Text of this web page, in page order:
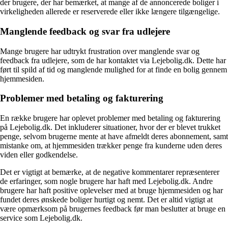
der brugere, der har bemærket, at mange af de annoncerede boliger i
virkeligheden allerede er reserverede eller ikke længere tilgængelige.
Manglende feedback og svar fra udlejere
Mange brugere har udtrykt frustration over manglende svar og
feedback fra udlejere, som de har kontaktet via Lejebolig.dk. Dette har
ført til spild af tid og manglende mulighed for at finde en bolig gennem
hjemmesiden.
Problemer med betaling og fakturering
En række brugere har oplevet problemer med betaling og fakturering
på Lejebolig.dk. Det inkluderer situationer, hvor der er blevet trukket
penge, selvom brugerne mente at have afmeldt deres abonnement, samt
mistanke om, at hjemmesiden trækker penge fra kunderne uden deres
viden eller godkendelse.
Det er vigtigt at bemærke, at de negative kommentarer repræsenterer
de erfaringer, som nogle brugere har haft med Lejebolig.dk. Andre
brugere har haft positive oplevelser med at bruge hjemmesiden og har
fundet deres ønskede boliger hurtigt og nemt. Det er altid vigtigt at
være opmærksom på brugernes feedback før man beslutter at bruge en
service som Lejebolig.dk.